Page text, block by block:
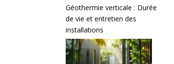
Géothermie verticale : Durée
de vie et entretien des
installations